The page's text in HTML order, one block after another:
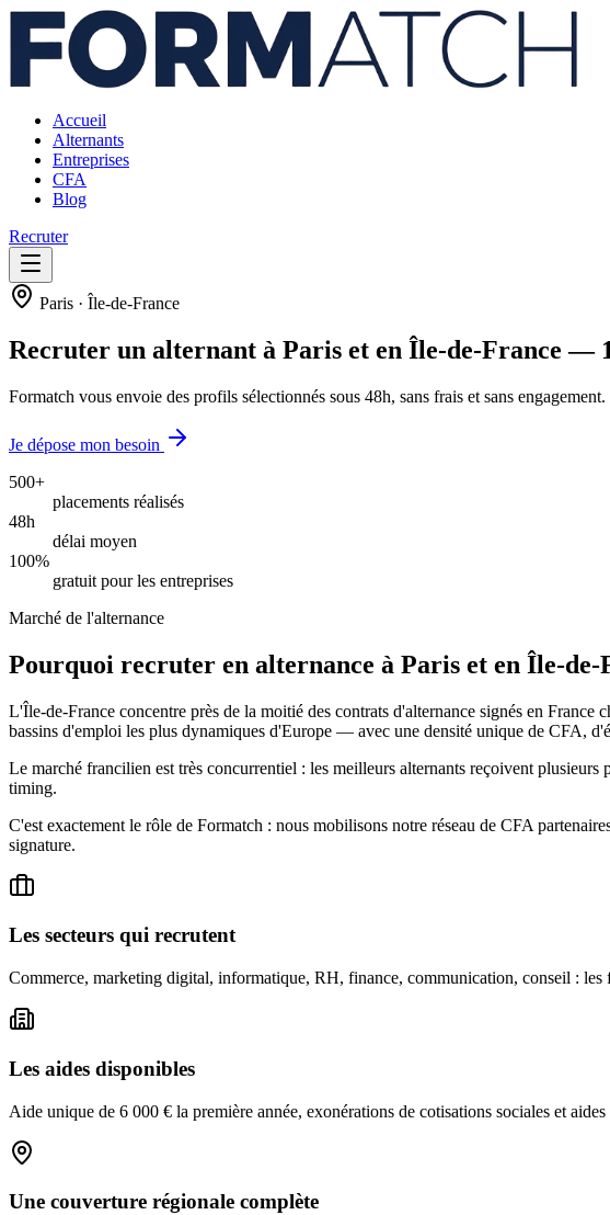
Accueil
Alternants
Entreprises
CFA
Blog
Recruter
Paris · Île-de-France
Recruter un alternant à Paris et en Île-de-France —
Formatch vous envoie des profils sélectionnés sous 48h, sans frais et sans engagement.
Je dépose mon besoin
500+
placements réalisés
48h
délai moyen
100%
gratuit pour les entreprises
Marché de l'alternance
Pourquoi recruter en alternance à Paris et en Île-de-
L'Île-de-France concentre près de la moitié des contrats d'alternance signés en
bassins d'emploi les plus dynamiques d'Europe — avec une densité unique de CFA,
Le marché francilien est très concurrentiel : les meilleurs alternants reçoivent
timing.
C'est exactement le rôle de Formatch : nous mobilisons notre réseau de CFA
signature.
Les secteurs qui recrutent
Commerce, marketing digital, informatique, RH, finance, communication, conseil :
Les aides disponibles
Aide unique de 6 000 € la première année, exonérations de cotisations sociales et
Une couverture régionale complète